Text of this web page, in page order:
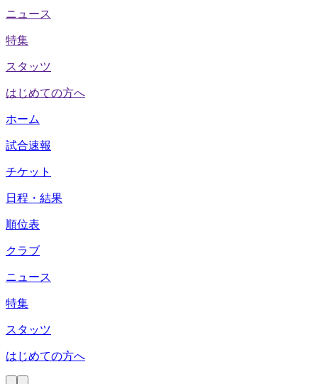
ニュース
特集
スタッツ
はじめての方へ
ホーム
試合速報
チケット
日程・結果
順位表
クラブ
ニュース
特集
スタッツ
はじめての方へ